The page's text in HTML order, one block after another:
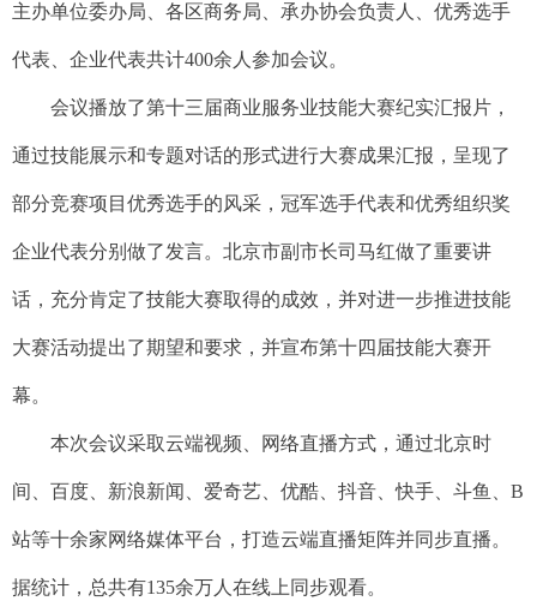
主办单位委办局、各区商务局、承办协会负责人、优秀选手
代表、企业代表共计400余人参加会议。
会议播放了第十三届商业服务业技能大赛纪实汇报片，
通过技能展示和专题对话的形式进行大赛成果汇报，呈现了
部分竞赛项目优秀选手的风采，冠军选手代表和优秀组织奖
企业代表分别做了发言。北京市副市长司马红做了重要讲
话，充分肯定了技能大赛取得的成效，并对进一步推进技能
大赛活动提出了期望和要求，并宣布第十四届技能大赛开
幕。
本次会议采取云端视频、网络直播方式，通过北京时
间、百度、新浪新闻、爱奇艺、优酷、抖音、快手、斗鱼、B
站等十余家网络媒体平台，打造云端直播矩阵并同步直播。
据统计，总共有135余万人在线上同步观看。